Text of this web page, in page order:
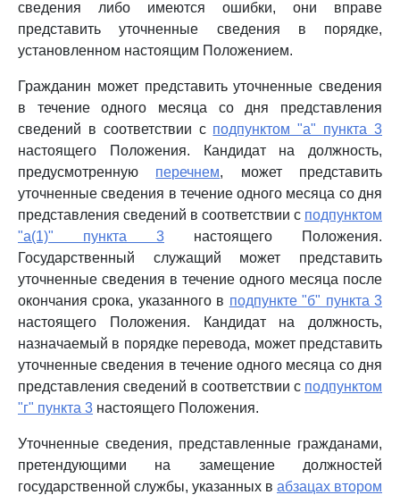
сведения либо имеются ошибки, они вправе
представить уточненные сведения в порядке,
установленном настоящим Положением.
Гражданин может представить уточненные сведения
в течение одного месяца со дня представления
сведений в соответствии с подпунктом "а" пункта 3
настоящего Положения. Кандидат на должность,
предусмотренную перечнем, может представить
уточненные сведения в течение одного месяца со дня
представления сведений в соответствии с подпунктом
"а(1)" пункта 3 настоящего Положения.
Государственный служащий может представить
уточненные сведения в течение одного месяца после
окончания срока, указанного в подпункте "б" пункта 3
настоящего Положения. Кандидат на должность,
назначаемый в порядке перевода, может представить
уточненные сведения в течение одного месяца со дня
представления сведений в соответствии с подпунктом
"г" пункта 3 настоящего Положения.
Уточненные сведения, представленные гражданами,
претендующими на замещение должностей
государственной службы, указанных в абзацах втором